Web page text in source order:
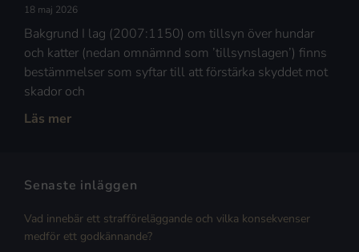
18 maj 2026
Bakgrund I lag (2007:1150) om tillsyn över hundar
och katter (nedan omnämnd som ’tillsynslagen’) finns
bestämmelser som syftar till att förstärka skyddet mot
skador och
Läs mer
Senaste inläggen
Vad innebär ett strafföreläggande och vilka konsekvenser
medför ett godkännande?